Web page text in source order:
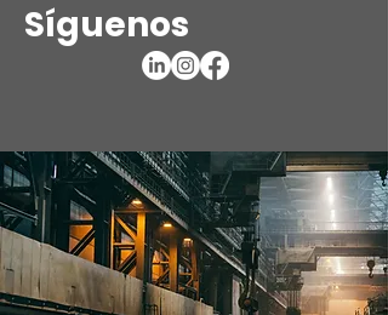
Síguenos